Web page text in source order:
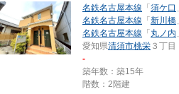
名鉄名古屋本線 「 須ケ口
名鉄名古屋本線 「 新川橋
名鉄名古屋本線 「 丸ノ内
愛知県清須市桃栄 ３丁目
-
築年数：築15年
階数：2階建